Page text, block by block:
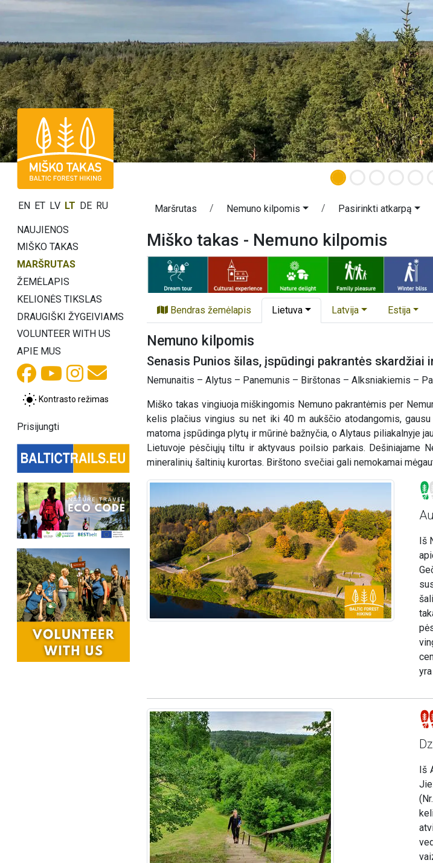
EN ET LV LT DE RU
NAUJIENOS
MIŠKO TAKAS
MARŠRUTAS
ŽEMĖLAPIS
KELIONĖS TIKSLAS
DRAUGIŠKI ŽYGEIVIAMS
VOLUNTEER WITH US
APIE MUS
Kontrasto režimas
Prisijungti
Maršrutas Nemuno kilpomis Pasirinkti atkarpą
Miško takas - Nemuno kilpomis
Bendras žemėlapis Lietuva Latvija Estija
Nemuno kilpomis
Senasis Punios šilas, įspūdingi pakrantės skardžiai
Nemunaitis – Alytus – Panemunis – Birštonas – Alksniakiemis –
Miško takas vingiuoja miškingomis Nemuno pakrantėmis per
kelis plačius vingius su net iki 40 m aukščio atodangomis,
matoma įspūdinga plytų ir mūrinė bažnyčia, o Alytaus piliakalnyje
Lietuvoje pėsčiųjų tiltu ir aktyvaus poilsio parkais. Dešiniajame
mineralinių šaltinių kurortas. Birštono svečiai gali nemokamai
Iš
Iš